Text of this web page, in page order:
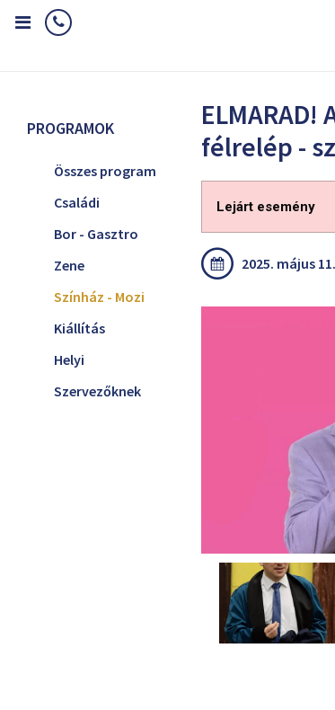
PROGRAMOK
Összes program
Családi
Bor - Gasztro
Zene
Színház - Mozi
Kiállítás
Helyi
Szervezőknek
félrelép -
Lejárt esemény
2025. május